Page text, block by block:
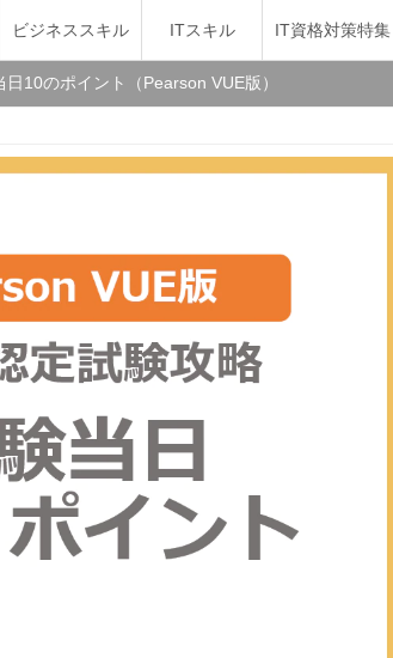
ビジネススキル ITスキル IT資格対策特集
10のポイント（Pearson VUE版）